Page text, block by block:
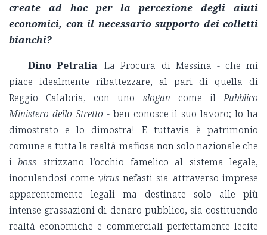
create ad hoc per la percezione degli aiuti
economici, con il necessario supporto dei colletti
bianchi?
Dino Petralia: La Procura di Messina - che mi
piace idealmente ribattezzare, al pari di quella di
Reggio Calabria, con uno slogan come ilPubblico
Ministero dello Stretto -ben conosce il suo lavoro; lo ha
dimostrato e lo dimostra! E tuttavia è patrimonio
comune a tutta la realtà mafiosa non solo nazionale che
iboss strizzano l’occhio famelico al sistema legale,
inoculandosi come virusnefasti sia attraverso imprese
apparentemente legali ma destinate solo alle più
intense grassazioni di denaro pubblico, sia costituendo
realtà economiche e commerciali perfettamente lecite